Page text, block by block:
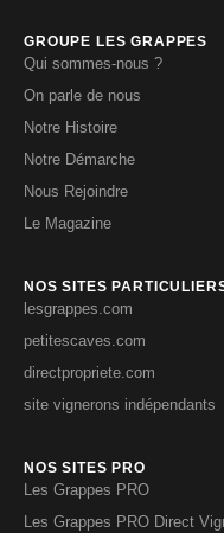
GROUPE LES GRAPPES
Qui sommes-nous ?
On parle de nous
Notre Histoire
Notre Démarche
Nous Rejoindre
Le Magazine
NOS SITES
lesgrappes.com
petitescaves.com
directpropriete.com
site vignerons indépendants
NOS SITES PRO
Les Grappes PRO
Les Grappes PRO Direct